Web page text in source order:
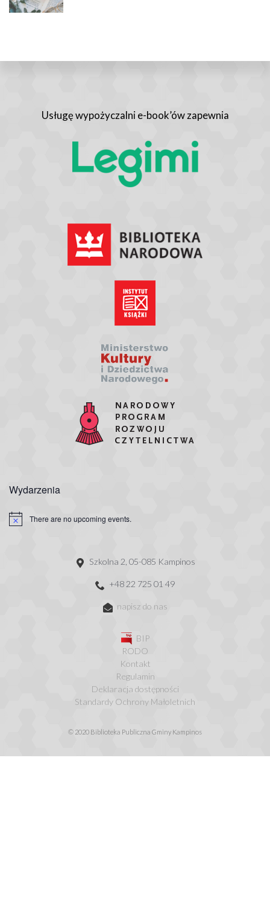
Usługę wypożyczalni e-book’ów zapewnia
Wydarzenia
There are no upcoming events.
Szkolna 2, 05-085 Kampinos
+48 22 725 01 49
napisz do nas
BIP
RODO
Kontakt
Regulamin
Deklaracja dostępności
Standardy Ochrony Małoletnich
© 2020 Biblioteka Publiczna Gminy Kampinos